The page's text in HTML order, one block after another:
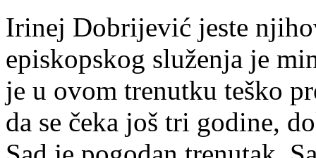
Irinej Dobrijević jeste
episkopskog služenja je
je u ovom trenutku teško
da se čeka još tri godine,